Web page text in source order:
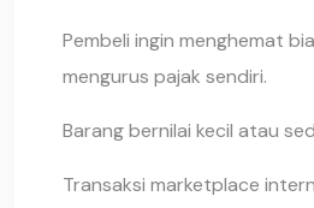
Pembeli ingin menghemat
mengurus pajak sendiri.
Barang bernilai kecil atau
Transaksi marketplace